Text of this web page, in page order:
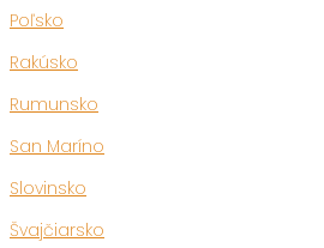
Poľsko
Rakúsko
Rumunsko
San Maríno
Slovinsko
Švajčiarsko